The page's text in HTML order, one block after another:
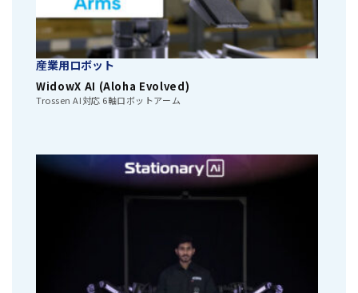
産業用ロボット
WidowX AI (Aloha Evolved)
Trossen AI対応 6軸ロボットアーム